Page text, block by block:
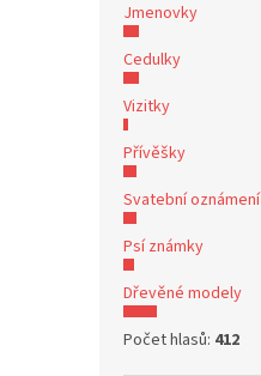
Jmenovky
Cedulky
Vizitky
Přívěšky
Svatební oznámení
Psí známky
Dřevěné modely
Počet hlasů: 412